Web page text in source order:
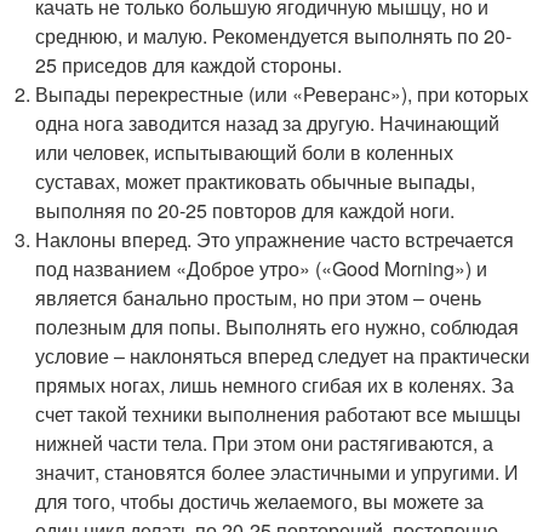
качать не только большую ягодичную мышцу, но и
среднюю, и малую. Рекомендуется выполнять по 20-
25 приседов для каждой стороны.
Выпады перекрестные (или «Реверанс»), при которых
одна нога заводится назад за другую. Начинающий
или человек, испытывающий боли в коленных
суставах, может практиковать обычные выпады,
выполняя по 20-25 повторов для каждой ноги.
Наклоны вперед. Это упражнение часто встречается
под названием «Доброе утро» («Good Morning») и
является банально простым, но при этом – очень
полезным для попы. Выполнять его нужно, соблюдая
условие – наклоняться вперед следует на практически
прямых ногах, лишь немного сгибая их в коленях. За
счет такой техники выполнения работают все мышцы
нижней части тела. При этом они растягиваются, а
значит, становятся более эластичными и упругими. И
для того, чтобы достичь желаемого, вы можете за